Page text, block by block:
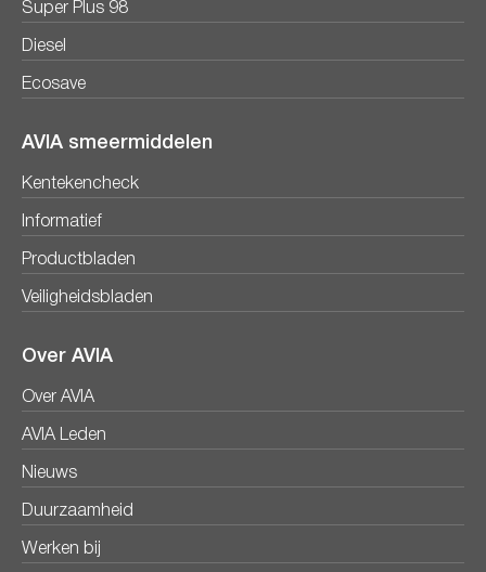
Super Plus 98
Diesel
Ecosave
AVIA smeermiddelen
Kentekencheck
Informatief
Productbladen
Veiligheidsbladen
Over AVIA
Over AVIA
AVIA Leden
Nieuws
Duurzaamheid
Werken bij